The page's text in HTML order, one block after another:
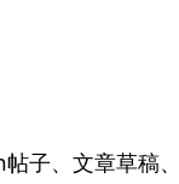
子、文章草稿